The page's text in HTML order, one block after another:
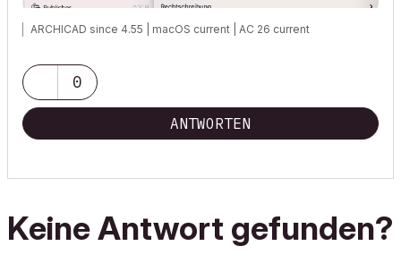
ARCHICAD since 4.55 | macOS current | AC 26 current
0
ANTWORTEN
Keine Antwort gefunden?